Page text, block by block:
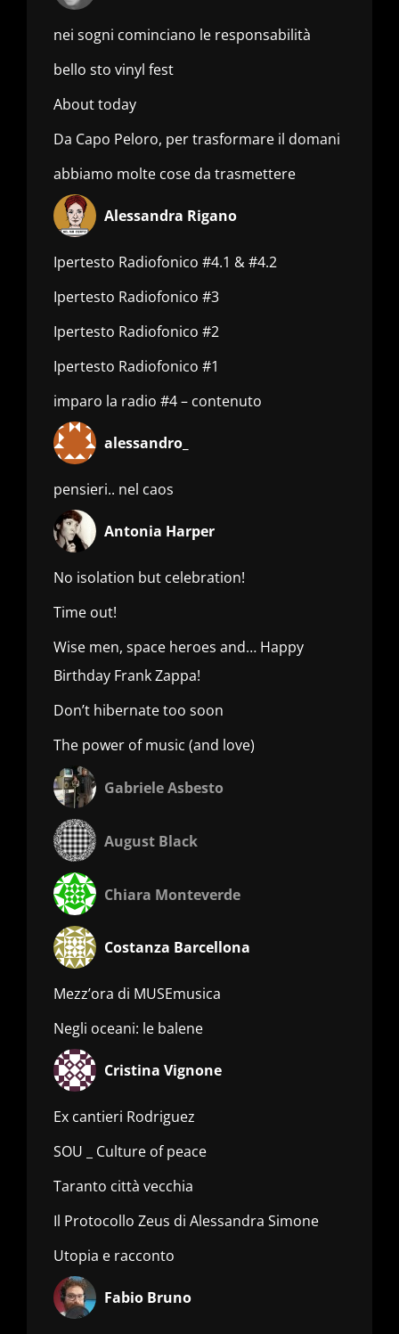
nei sogni cominciano le responsabilità
bello sto vinyl fest
About today
Da Capo Peloro, per trasformare il domani
abbiamo molte cose da trasmettere
Alessandra Rigano
Ipertesto Radiofonico #4.1 & #4.2
Ipertesto Radiofonico #3
Ipertesto Radiofonico #2
Ipertesto Radiofonico #1
imparo la radio #4 – contenuto
alessandro_
pensieri.. nel caos
Antonia Harper
No isolation but celebration!
Time out!
Wise men, space heroes and… Happy
Birthday Frank Zappa!
Don’t hibernate too soon
The power of music (and love)
Gabriele Asbesto
August Black
Chiara Monteverde
Costanza Barcellona
Mezz’ora di MUSEmusica
Negli oceani: le balene
Cristina Vignone
Ex cantieri Rodriguez
SOU _ Culture of peace
Taranto città vecchia
Il Protocollo Zeus di Alessandra Simone
Utopia e racconto
Fabio Bruno